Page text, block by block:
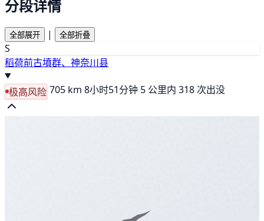
分段详情
全部展开 | 全部折叠
S
稻荷前古墳群、神奈川县
极高风险 705 km 8小时51分钟 5 公里内 318 次出没